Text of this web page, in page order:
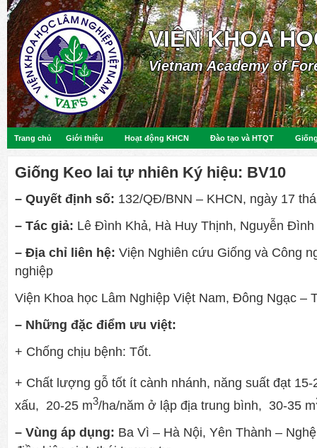
VIỆN KHOA
Vietnam Academy of
Trang chủ Giới thiệu Hoạt động KHCN Đào tạo và HTQT
Giống Keo lai tự nhiên Ký hiệu: BV10
– Quyết định số: 132/QĐ/BNN – KHCN, ngày 17
– Tác giả: Lê Đình Khả, Hà Huy Thịnh, Nguyễn Đình
– Địa chỉ liên hệ: Viện Nghiên cứu Giống và Công
nghiệp
Viện Khoa học Lâm Nghiệp Việt Nam, Đông Ngạc –
– Những đặc điểm ưu việt:
+ Chống chịu bệnh: Tốt.
+ Chất lượng gỗ tốt ít cành nhánh, năng suất đạt 15-
xấu, 20-25 m3/ha/năm ở lập địa trung bình, 30-35 m
– Vùng áp dụng: Ba Vì – Hà Nội, Yên Thành –